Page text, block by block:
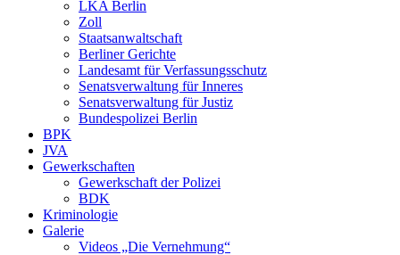
LKA Berlin
Zoll
Staatsanwaltschaft
Berliner Gerichte
Landesamt für Verfassungsschutz
Senatsverwaltung für Inneres
Senatsverwaltung für Justiz
Bundespolizei Berlin
BPK
JVA
Gewerkschaften
Gewerkschaft der Polizei
BDK
Kriminologie
Galerie
Videos „Die Vernehmung“